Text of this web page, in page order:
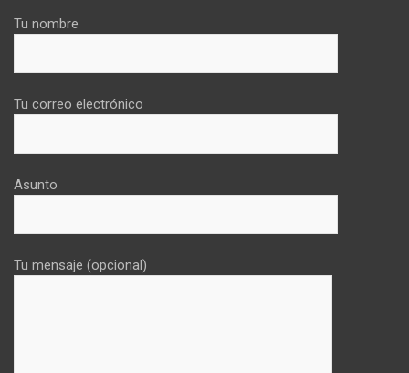
Tu nombre
Tu correo electrónico
Asunto
Tu mensaje (opcional)